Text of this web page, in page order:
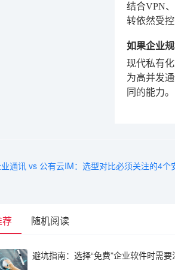
结合VPN
转依然受
如果企业
现代私有
为高并发
同的能力。
通讯 vs 公有云IM：选型对比必须关注的4个
荐 随机阅读